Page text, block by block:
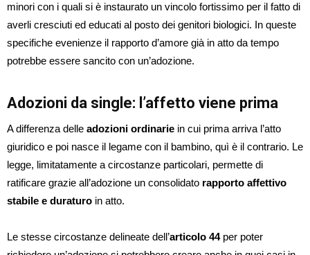
minori con i quali si è instaurato un vincolo fortissimo per il fatto di
averli cresciuti ed educati al posto dei genitori biologici. In queste
specifiche evenienze il rapporto d’amore già in atto da tempo
potrebbe essere sancito con un’adozione.
Adozioni da single: l’affetto viene prima
A differenza delle adozioni ordinarie in cui prima arriva l’atto
giuridico e poi nasce il legame con il bambino, quì è il contrario. Le
legge, limitatamente a circostanze particolari, permette di
ratificare grazie all’adozione un consolidato rapporto affettivo
stabile e duraturo in atto.
Le stesse circostanze delineate dell’articolo 44per poter